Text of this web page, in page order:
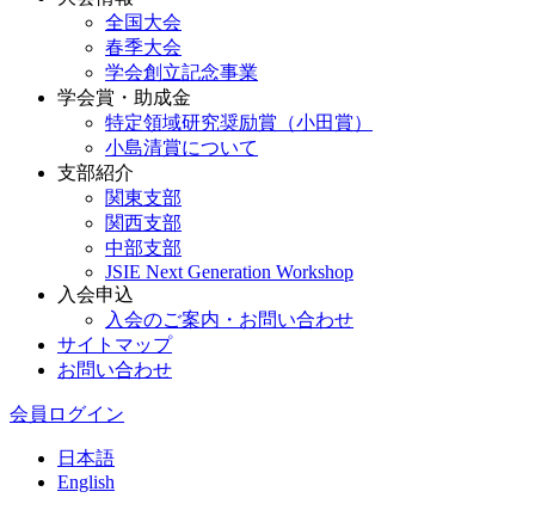
全国大会
春季大会
学会創立記念事業
学会賞・助成金
特定領域研究奨励賞（小田賞）
小島清賞について
支部紹介
関東支部
関西支部
中部支部
JSIE Next Generation Workshop
入会申込
入会のご案内・お問い合わせ
サイトマップ
お問い合わせ
会員ログイン
日本語
English